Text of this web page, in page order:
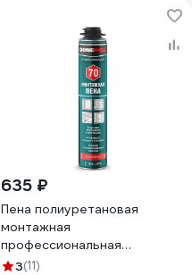
635 ₽
Пена полиуретановая
монтажная
профессиональная
всесезонная RUSH
3(11)